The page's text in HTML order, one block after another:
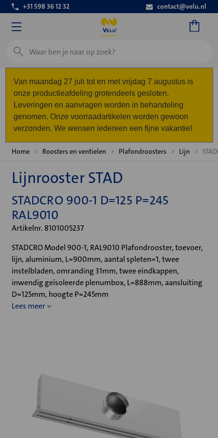
+31 598 36 12 32 contact@velu.nl
Zoeken
Van maandag 27 juli tot en met vrijdag 7 augustus is
onze productieafdeling grotendeels gesloten.
Leveringen en aanvragen worden in behandeling
genomen. Onze voorraadartikelen worden gewoon
verzonden. We wensen iedereen een fijne vakantie!
Home Roosters en ventielen Plafondroosters Lijn
Lijnrooster STAD
STADCRO 900-1 D=125 P=245
RAL9010
Artikelnr. 8101005237
STADCRO Model 900-1, RAL9010 Plafondrooster, toevoer,
lijn, aluminium, L=900mm, aantal spleten=1, twee
instelbladen, omranding 31mm, twee eindkappen,
inwendig geïsoleerde plenumbox, L=888mm, aansluiting
D=125mm, hoogte P=245mm
Lees meer